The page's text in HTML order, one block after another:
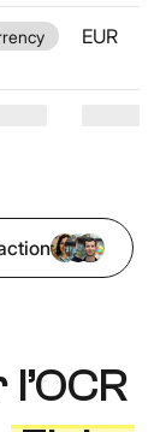
EUR